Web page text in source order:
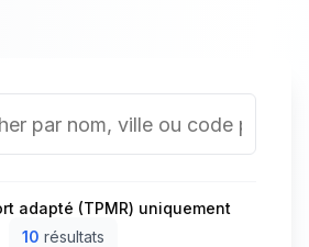
adapté (TPMR) uniquement
10 résultats